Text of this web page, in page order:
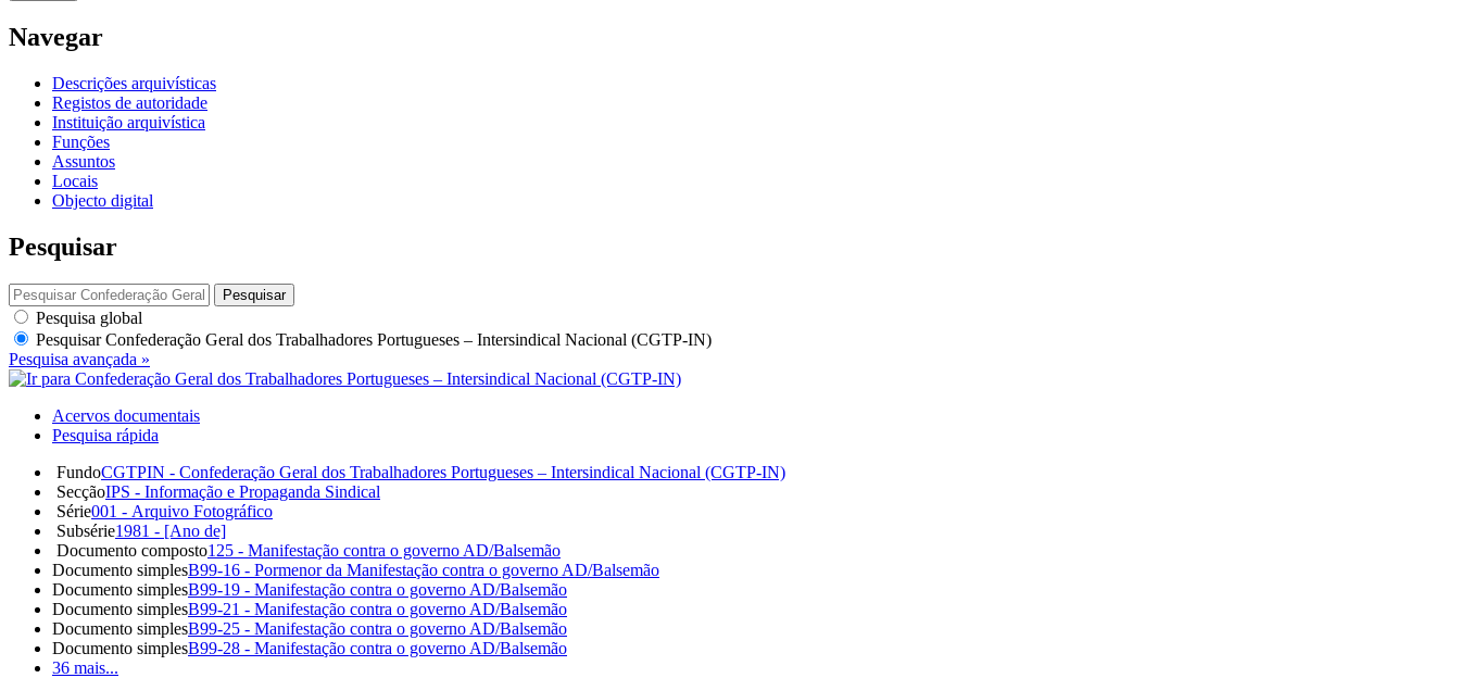
Navegar
Descrições arquivísticas
Registos de autoridade
Instituição arquivística
Funções
Assuntos
Locais
Objecto digital
Pesquisar
Pesquisar
Pesquisa global
PesquisarConfederação Geral dos Trabalhadores Portugueses – Intersindical Nacional (CGTP-IN)
Pesquisa avançada »
Acervos documentais
Pesquisa rápida
FundoCGTPIN - Confederação Geral dos Trabalhadores Portugueses – Intersindical Nacional (CGTP-IN)
SecçãoIPS - Informação e Propaganda Sindical
Série001 - Arquivo Fotográfico
Subsérie1981 - [Ano de]
Documento composto125 - Manifestação contra o governo AD/Balsemão
Documento simplesB99-16 - Pormenor da Manifestação contra o governo AD/Balsemão
Documento simplesB99-19 - Manifestação contra o governo AD/Balsemão
Documento simplesB99-21 - Manifestação contra o governo AD/Balsemão
Documento simplesB99-25 - Manifestação contra o governo AD/Balsemão
Documento simplesB99-28 - Manifestação contra o governo AD/Balsemão
36 mais...